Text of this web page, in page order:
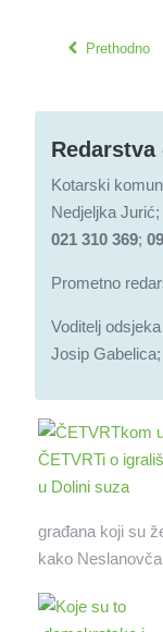
Prethodno
Kotarski
Nedjeljka Jurić;
021 310 369;
Prometno
Voditelj
Josip Gabelica;
građana koji su
kako